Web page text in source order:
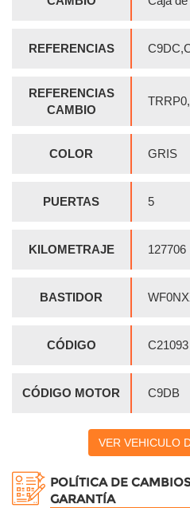
REFERENCIAS
REFERENCIAS
CAMBIO
COLOR GRIS
PUERTAS 5
KILOMETRAJE 127706
BASTIDOR
CÓDIGO C21093
CÓDIGO MOTOR C9DB
VER VEHICULO
POLÍTICA DE
GARANTÍA